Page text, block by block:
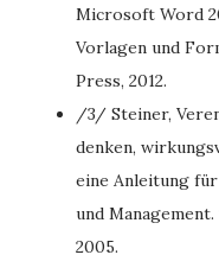
Microsoft Word
Vorlagen und
Press, 2012.
/3/ Steiner,
denken,
eine Anleitung
und
2005.